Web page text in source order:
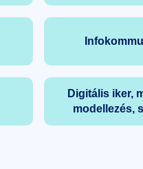
Digitális iker,
modellezés,